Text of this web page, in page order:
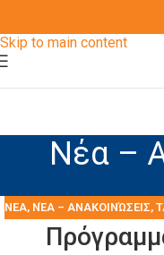
Skip to main content
Νέα –
ΝΕΑ, ΝΈΑ – ΑΝΑΚΟΙΝΏΣΕΙΣ,